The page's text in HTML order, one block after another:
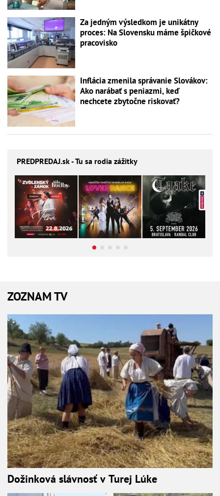
Za jedným výsledkom je unikátny
proces: Na Slovensku máme špičkové
pracovisko
Inflácia zmenila správanie Slovákov:
Ako narábať s peniazmi, keď
nechcete zbytočne riskovať?
PREDPREDAJ.sk - Tu sa rodia zážitky
ZOZNAM TV
Dožinková slávnosť v Turej Lúke